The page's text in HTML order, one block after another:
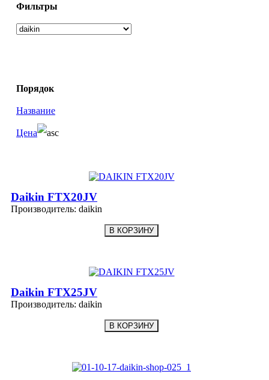
Фильтры
Порядок
Название
Цена
Daikin FTX20JV
Производитель: daikin
Daikin FTX25JV
Производитель: daikin